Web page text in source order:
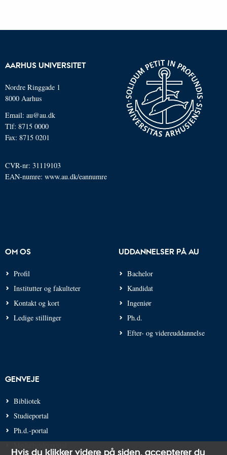
AARHUS UNIVERSITET
Nordre Ringgade 1
8000 Aarhus
Email: au@au.dk
Tlf: 8715 0000
Fax: 8715 0201
CVR-nr: 31119103
EAN-numre: www.au.dk/eannumre
OM OS
Profil
Institutter og fakulteter
Kontakt og kort
Ledige stillinger
UDDANNELSER PÅ AU
Bachelor
Kandidat
Ingeniør
Ph.d.
Efter- og videreuddannelse
GENVEJE
Bibliotek
Studieportal
Ph.d.-portal
Hvis du klikker videre på siden, accepterer du